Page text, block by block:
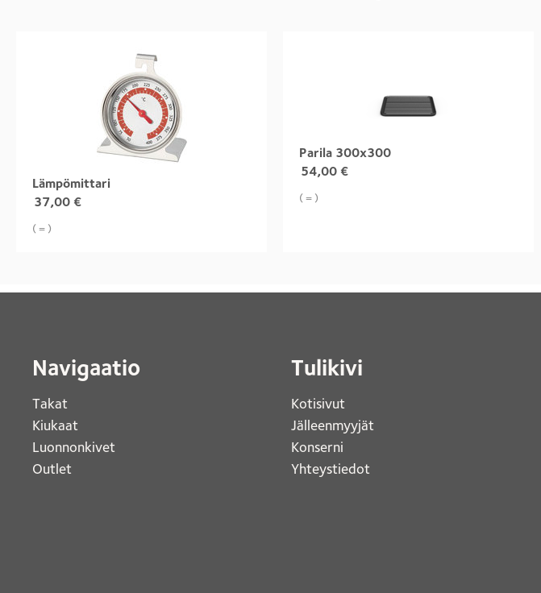
Lämpömittari
37,00 €
( = )
Parila 300x300
54,00 €
( = )
Navigaatio
Takat
Kiukaat
Luonnonkivet
Outlet
Tulikivi
Kotisivut
Jälleenmyyjät
Konserni
Yhteystiedot